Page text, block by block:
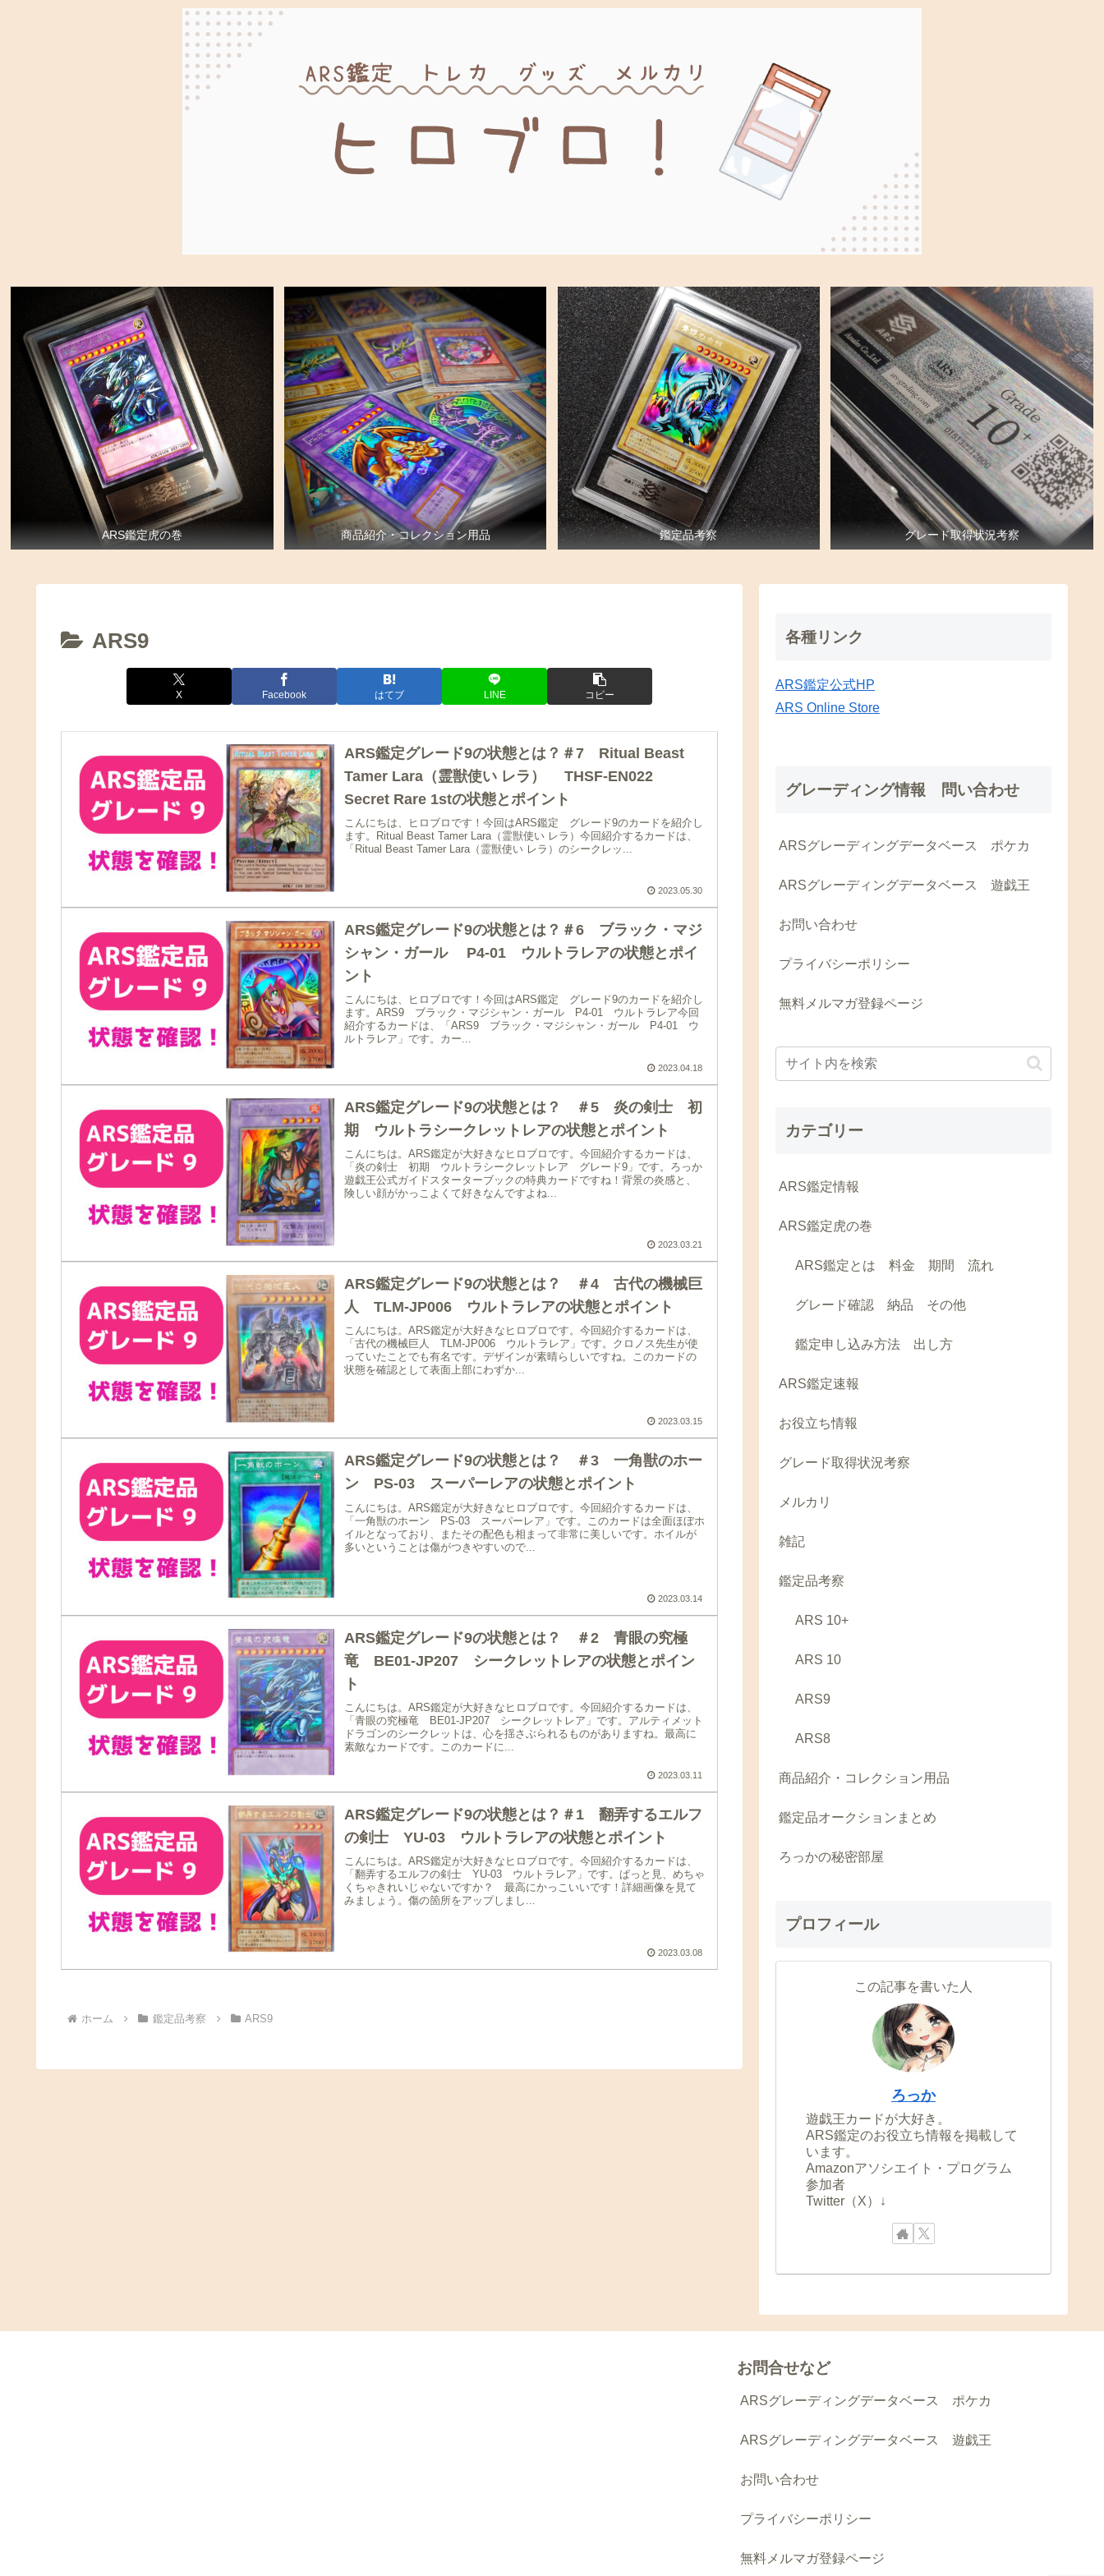
ARS鑑定虎の巻 商品紹介・コレクション用品 鑑定品考察 グレード取得状況考察
ARS9
X Facebook はてブ LINE コピー
ARS鑑定グレード9の状態とは？＃7 Ritual Beast
Tamer Lara（霊獣使い レラ） THSF-EN022
Secret Rare 1stの状態とポイント
こんにちは、ヒロブロです！今回はARS鑑定 グレード9のカードを紹介し
ます。Ritual Beast Tamer Lara（霊獣使い レラ）今回紹介するカードは、
「Ritual Beast Tamer Lara（霊獣使い レラ）のシークレッ...
2023.05.30
ARS鑑定グレード9の状態とは？＃6 ブラック・マジ
シャン・ガール P4-01 ウルトラレアの状態とポイ
ント
こんにちは、ヒロブロです！今回はARS鑑定 グレード9のカードを紹介し
ます。ARS9 ブラック・マジシャン・ガール P4-01 ウルトラレア今回
紹介するカードは、「ARS9 ブラック・マジシャン・ガール P4-01 ウ
ルトラレア」です。カー...
2023.04.18
ARS鑑定グレード9の状態とは？ ＃5 炎の剣士 初
期 ウルトラシークレットレアの状態とポイント
こんにちは。ARS鑑定が大好きなヒロブロです。今回紹介するカードは、
「炎の剣士 初期 ウルトラシークレットレア グレード9」です。ろっか
遊戯王公式ガイドスターターブックの特典カードですね！背景の炎感と、
険しい顔がかっこよくて好きなんですよね...
2023.03.21
ARS鑑定グレード9の状態とは？ ＃4 古代の機械巨
人 TLM-JP006 ウルトラレアの状態とポイント
こんにちは。ARS鑑定が大好きなヒロブロです。今回紹介するカードは、
「古代の機械巨人 TLM-JP006 ウルトラレア」です。クロノス先生が使
っていたことでも有名です。デザインが素晴らしいですね。このカードの
状態を確認として表面上部にわずか...
2023.03.15
ARS鑑定グレード9の状態とは？ ＃3 一角獣のホー
ン PS-03 スーパーレアの状態とポイント
こんにちは。ARS鑑定が大好きなヒロブロです。今回紹介するカードは、
「一角獣のホーン PS-03 スーパーレア」です。このカードは全面ほぼホ
イルとなっており、またその配色も相まって非常に美しいです。ホイルが
多いということは傷がつきやすいので...
2023.03.14
ARS鑑定グレード9の状態とは？ ＃2 青眼の究極
竜 BE01-JP207 シークレットレアの状態とポイン
ト
こんにちは。ARS鑑定が大好きなヒロブロです。今回紹介するカードは、
「青眼の究極竜 BE01-JP207 シークレットレア」です。アルティメット
ドラゴンのシークレットは、心を揺さぶられるものがありますね。最高に
素敵なカードです。このカードに...
2023.03.11
ARS鑑定グレード9の状態とは？＃1 翻弄するエルフ
の剣士 YU-03 ウルトラレアの状態とポイント
こんにちは。ARS鑑定が大好きなヒロブロです。今回紹介するカードは、
「翻弄するエルフの剣士 YU-03 ウルトラレア」です。ぱっと見、めちゃ
くちゃきれいじゃないですか？ 最高にかっこいいです！詳細画像を見て
みましょう。傷の箇所をアップしまし...
2023.03.08
ホーム 鑑定品考察 ARS9
各種リンク
ARS鑑定公式HP
ARS Online Store
グレーディング情報 問い合わせ
ARSグレーディングデータベース ポケカ
ARSグレーディングデータベース 遊戯王
お問い合わせ
プライバシーポリシー
無料メルマガ登録ページ
カテゴリー
ARS鑑定情報
ARS鑑定虎の巻
ARS鑑定とは 料金 期間 流れ
グレード確認 納品 その他
鑑定申し込み方法 出し方
ARS鑑定速報
お役立ち情報
グレード取得状況考察
メルカリ
雑記
鑑定品考察
ARS 10+
ARS 10
ARS9
ARS8
商品紹介・コレクション用品
鑑定品オークションまとめ
ろっかの秘密部屋
プロフィール
この記事を書いた人
ろっか
遊戯王カードが大好き。
ARS鑑定のお役立ち情報を掲載して
います。
Amazonアソシエイト・プログラム
参加者
Twitter（X）↓
お問合せなど
ARSグレーディングデータベース ポケカ
ARSグレーディングデータベース 遊戯王
お問い合わせ
プライバシーポリシー
無料メルマガ登録ページ